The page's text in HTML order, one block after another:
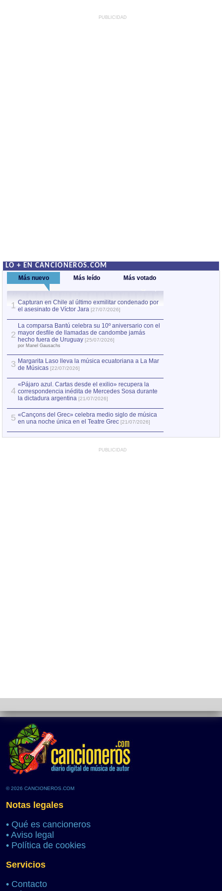
PUBLICIDAD
LO + EN CANCIONEROS.COM
Más nuevo Más leído Más votado
1 Capturan en Chile al último exmilitar condenado por
el asesinato de Víctor Jara [27/07/2026]
2
La comparsa Bantú celebra su 10º aniversario con el
mayor desfile de llamadas de candombe jamás
hecho fuera de Uruguay [25/07/2026]
por Manel Gausachs
3 Margarita Laso lleva la música ecuatoriana a La Mar
de Músicas [22/07/2026]
4
«Pájaro azul. Cartas desde el exilio» recupera la
correspondencia inédita de Mercedes Sosa durante
la dictadura argentina [21/07/2026]
5 «Cançons del Grec» celebra medio siglo de música
en una noche única en el Teatre Grec [21/07/2026]
PUBLICIDAD
© 2026 CANCIONEROS.COM
Notas legales
• Qué es cancioneros
• Aviso legal
• Política de cookies
Servicios
• Contacto